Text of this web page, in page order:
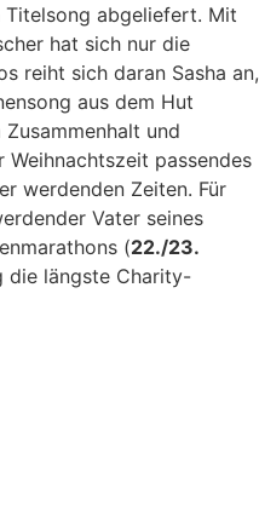
Titelsong abgeliefert. Mit
hat sich nur die
reiht sich daran Sasha an,
aus dem Hut
und
passendes
werdenden Zeiten. Für
Vater seines
(22./23.
die längste Charity-